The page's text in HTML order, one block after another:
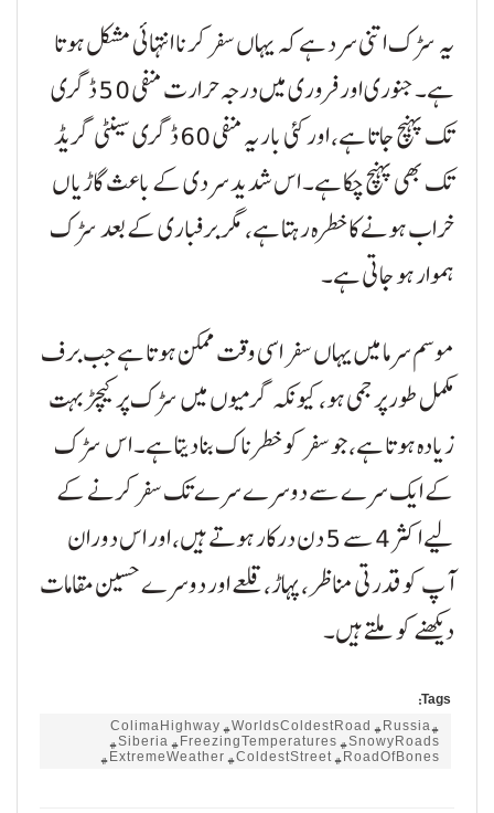
یہ سڑک اتنی سرد ہے کہ یہاں سفر کرنا انتہائی مشکل ہوتا
ہے۔ جنوری اور فروری میں درجہ حرارت منفی 50 ڈگری
تک پہنچ جاتا ہے، اور کئی بار یہ منفی 60 ڈگری سینٹی گریڈ
تک بھی پہنچ چکا ہے۔ اس شدید سردی کے باعث گاڑیاں
خراب ہونے کا خطرہ رہتا ہے، مگر برفباری کے بعد سڑک
ہموار ہو جاتی ہے۔
موسم سرما میں یہاں سفر اسی وقت ممکن ہوتا ہے جب برف
مکمل طور پر جمی ہو، کیونکہ گرمیوں میں سڑک پر کیچڑ بہت
زیادہ ہوتا ہے، جو سفر کو خطرناک بنا دیتا ہے۔ اس سڑک
کے ایک سرے سے دوسرے سرے تک سفر کرنے کے
لیے اکثر 4 سے 5 دن درکار ہوتے ہیں، اور اس دوران
آپ کو قدرتی مناظر، پہاڑ، قلعے اور دوسرے حسین مقامات
دیکھنے کو ملتے ہیں۔
Tags:
#ColimaHighway #WorldsColdestRoad #Russia
#Siberia #FreezingTemperatures #SnowyRoads
#ExtremeWeather #ColdestStreet #RoadOfBones